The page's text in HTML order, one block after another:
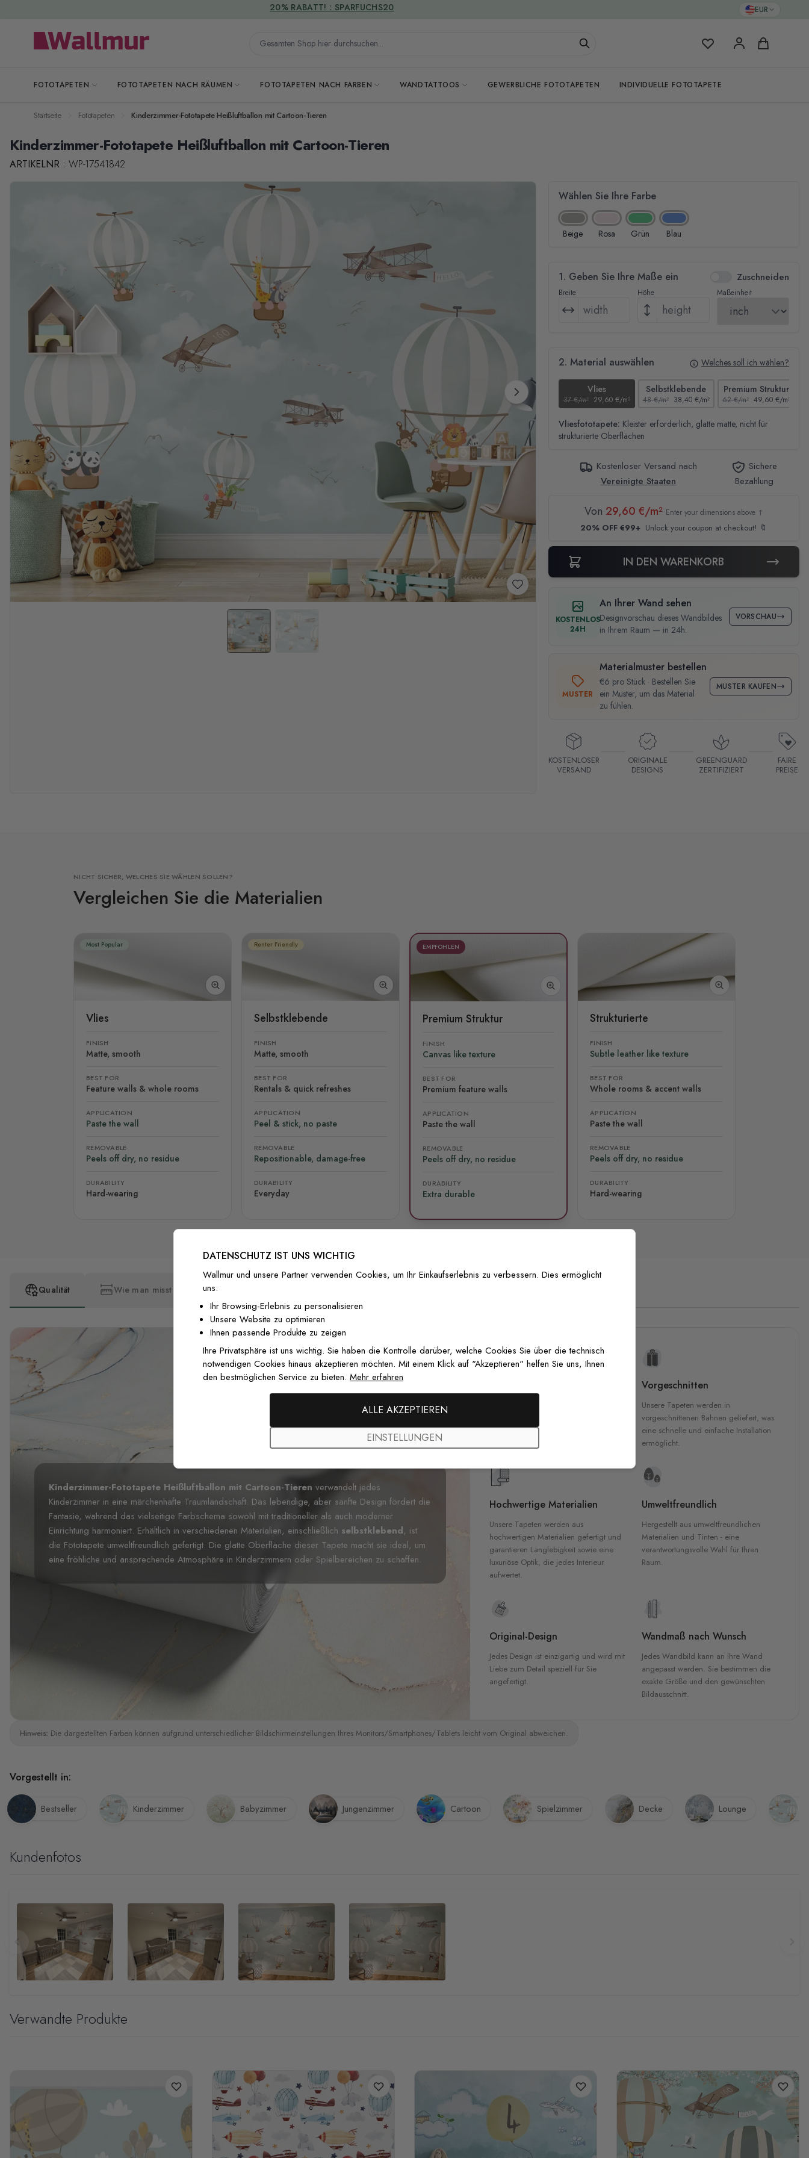
EUR
Gesamten Shop hier durchsuchen... Meine FavoritenWarenkorb
FOTOTAPETEN FOTOTAPETEN NACH RÄUMEN FOTOTAPETEN NACH FARBEN WANDTATTOOS GEWERBLICHE FOTOTAPETEN INDIVIDUELLE FOTOTAPETE
VERSANDKOSTENFREI
Startseite Fototapeten Kinderzimmer-Fototapete Heißluftballon mit Cartoon-Tieren
Kinderzimmer-Fototapete Heißluftballon mit Cartoon-Tieren
ARTIKELNR.: WP-17541842
Wählen Sie Ihre Farbe
Beige Rosa Grün Blau
1. Geben Sie Ihre Maße ein Zuschneiden
Breite Höhe Maßeinheit
2. Material auswählen Welches soll ich wählen?
Vlies
37 €/m² 29,60 €/m²
Selbstklebende
48 €/m² 38,40 €/m²
Premium Struktur
62 €/m² 49,60 €/m²
Vliesfototapete: Kleister erforderlich, glatte matte, nicht für
strukturierte Oberflächen
Kostenloser Versand nach
Vereinigte Staaten
Sichere
Bezahlung
Von 29,60 €/m² Enter your dimensions above ↑
20% OFF €99+ Unlock your coupon at checkout! 🔖
IN DEN WARENKORB
KOSTENLOS
24H
An Ihrer Wand sehen
Designvorschau dieses Wandbildes
in Ihrem Raum — in 24h.
VORSCHAU
MUSTER
Materialmuster bestellen
€6 pro Stück · Bestellen Sie
ein Muster, um das Material
zu fühlen.
MUSTER KAUFEN
KOSTENLOSER
VERSAND
ORIGINALE
DESIGNS
GREENGUARD
ZERTIFIZIERT
FAIRE
PREISE
NICHT SICHER, WELCHES SIE WÄHLEN SOLLEN?
Vergleichen Sie die Materialien
Most Popular
Vlies
FINISH
Matte, smooth
BEST FOR
Feature walls & whole rooms
APPLICATION
Paste the wall
REMOVABLE
Peels off dry, no residue
DURABILITY
Hard-wearing
Renter Friendly
Selbstklebende
FINISH
Matte, smooth
BEST FOR
Rentals & quick refreshes
APPLICATION
Peel & stick, no paste
REMOVABLE
Repositionable, damage-free
DURABILITY
Everyday
EMPFOHLEN
Premium Struktur
FINISH
Canvas like texture
BEST FOR
Premium feature walls
APPLICATION
Paste the wall
REMOVABLE
Peels off dry, no residue
DURABILITY
Extra durable
Strukturierte
FINISH
Subtle leather like texture
BEST FOR
Whole rooms & accent walls
APPLICATION
Paste the wall
REMOVABLE
Peels off dry, no residue
DURABILITY
Hard-wearing
Qualität Wie man misst Wie man installiert
Kinderzimmer-Fototapete Heißluftballon mit Cartoon-Tieren verwandelt jedes
Kinderzimmer in eine märchenhafte Traumlandschaft. Das lebendige, aber sanfte Design fördert die
Fantasie, während das vielseitige Farbschema sowohl mit traditioneller als auch moderner
Einrichtung harmoniert. Erhältlich in verschiedenen Materialien, einschließlich selbstklebend, ist
die Fototapete umweltfreundlich gefertigt. Die glatte Oberfläche dieser Tapete macht sie ideal, um
eine fröhliche und ansprechende Atmosphäre in Kinderzimmern oder Spielbereichen zu schaffen.
zertifizierten Tinten für garantierte
Vorgeschnitten
Unsere Tapeten werden in
vorgeschnittenen Bahnen geliefert, was
eine schnelle und einfache Installation
ermöglicht.
Hochwertige Materialien
Unsere Tapeten werden aus
hochwertigen Materialien gefertigt und
garantieren Langlebigkeit sowie eine
luxuriöse Optik, die jedes Interieur
aufwertet.
Umweltfreundlich
Hergestellt aus umweltfreundlichen
Materialien und Tinten - eine
verantwortungsvolle Wahl für Ihren
Raum.
Original-Design
Jedes Design ist einzigartig und wird mit
Liebe zum Detail speziell für Sie
angefertigt.
Wandmaß nach Wunsch
Jedes Wandbild kann an Ihre Wand
angepasst werden. Sie bestimmen die
exakte Größe und den gewünschten
Bildausschnitt.
Hinweis: Die dargestellten Farben können aufgrund unterschiedlicher Bildschirmeinstellungen Ihres Monitors/Smartphones/Tablets leicht vom Original abweichen.
Vorgestellt in:
Bestseller Kinderzimmer Babyzimmer Jungenzimmer Cartoon Spielzimmer Decke Lounge
Kundenfotos
Verwandte Produkte
DATENSCHUTZ IST UNS WICHTIG
Wallmur und unsere Partner verwenden Cookies, um Ihr Einkaufserlebnis zu verbessern. Dies ermöglicht
uns:
Ihr Browsing-Erlebnis zu personalisieren
Unsere Website zu optimieren
Ihnen passende Produkte zu zeigen
Ihre Privatsphäre ist uns wichtig. Sie haben die Kontrolle darüber, welche Cookies Sie über die technisch
notwendigen Cookies hinaus akzeptieren möchten. Mit einem Klick auf "Akzeptieren" helfen Sie uns, Ihnen
den bestmöglichen Service zu bieten. Mehr erfahren
ALLE AKZEPTIEREN
EINSTELLUNGEN